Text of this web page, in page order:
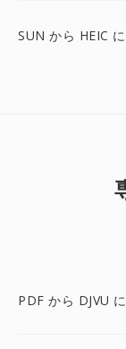
SUN から HEIC に
PDF から DJVU に